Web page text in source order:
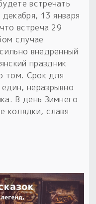
встречать
13 января
встреча 29
случае
внедренный
праздник
том. Срок для
неразрывно
В день Зимнего
колядки, славя